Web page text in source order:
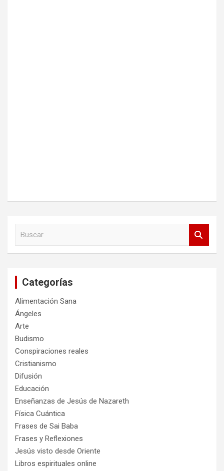
Categorías
Alimentación Sana
Ángeles
Arte
Budismo
Conspiraciones reales
Cristianismo
Difusión
Educación
Enseñanzas de Jesús de Nazareth
Física Cuántica
Frases de Sai Baba
Frases y Reflexiones
Jesús visto desde Oriente
Libros espirituales online